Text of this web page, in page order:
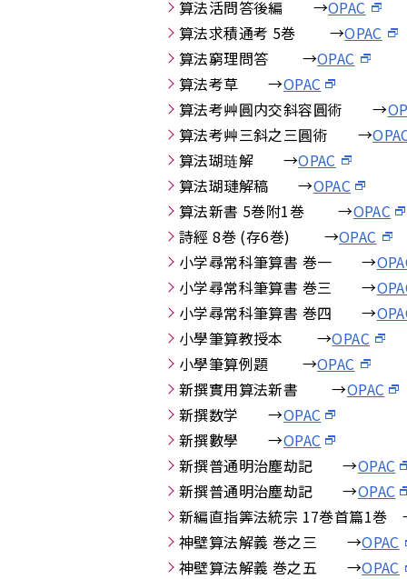
算法活問答後編 →OPAC
算法求積通考 5巻 →OPAC
算法窮理問答 →OPAC
算法考草 →OPAC
算法考艸圓内交斜容圓術 →
算法考艸三斜之三圓術 →
算法瑚琏解 →OPAC
算法瑚璉解稿 →OPAC
算法新書 5巻附1巻 →OPAC
詩經 8巻 (存6巻) →OPAC
小学尋常科筆算書 巻一 →
小学尋常科筆算書 巻三 →
小学尋常科筆算書 巻四 →
小學筆算教授本 →OPAC
小學筆算例題 →OPAC
新撰實用算法新書 →OPAC
新撰数学 →OPAC
新撰數學 →OPAC
新撰普通明治塵劫記 →OPAC
新撰普通明治塵劫記 →OPAC
新編直指筭法統宗 17巻首篇1
神壁算法解義 巻之三 →OPAC
神壁算法解義 巻之五 →OPAC